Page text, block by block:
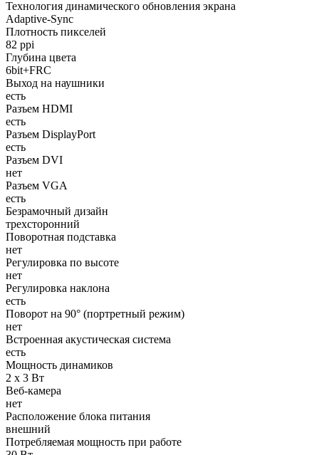
Технология динамического обновления экрана
Adaptive-Sync
Плотность пикселей
82 ppi
Глубина цвета
6bit+FRC
Выход на наушники
есть
Разъем HDMI
есть
Разъем DisplayPort
есть
Разъем DVI
нет
Разъем VGA
есть
Безрамочный дизайн
трехсторонний
Поворотная подставка
нет
Регулировка по высоте
нет
Регулировка наклона
есть
Поворот на 90° (портретный режим)
нет
Встроенная акустическая система
есть
Мощность динамиков
2 x 3 Вт
Веб-камера
нет
Расположение блока питания
внешний
Потребляемая мощность при работе